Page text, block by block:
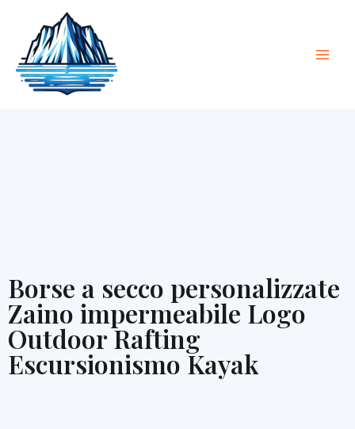
contenuto
Borse a secco personalizzate
Zaino impermeabile Logo
Outdoor Rafting
Escursionismo Kayak